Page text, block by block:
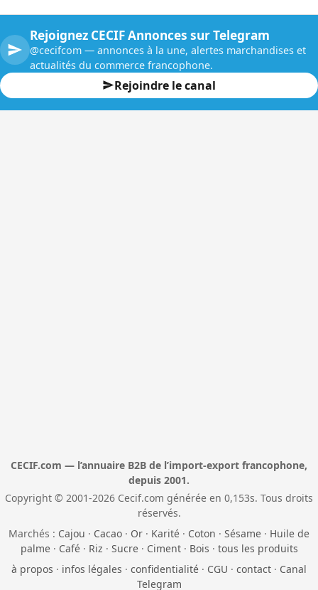
Rejoignez CECIF Annonces sur Telegram
@cecifcom — annonces à la une, alertes marchandises et
actualités du commerce francophone.
Rejoindre le canal
CECIF.com — l’annuaire B2B de l’import-export francophone,
depuis 2001.
Copyright © 2001-2026 Cecif.com générée en 0,153s. Tous droits
réservés.
Marchés : Cajou · Cacao · Or · Karité · Coton · Sésame · Huile de
palme· Café· Riz · Sucre· Ciment· Bois · tous les produits
à propos · infos légales · confidentialité · CGU · contact · Canal
Telegram